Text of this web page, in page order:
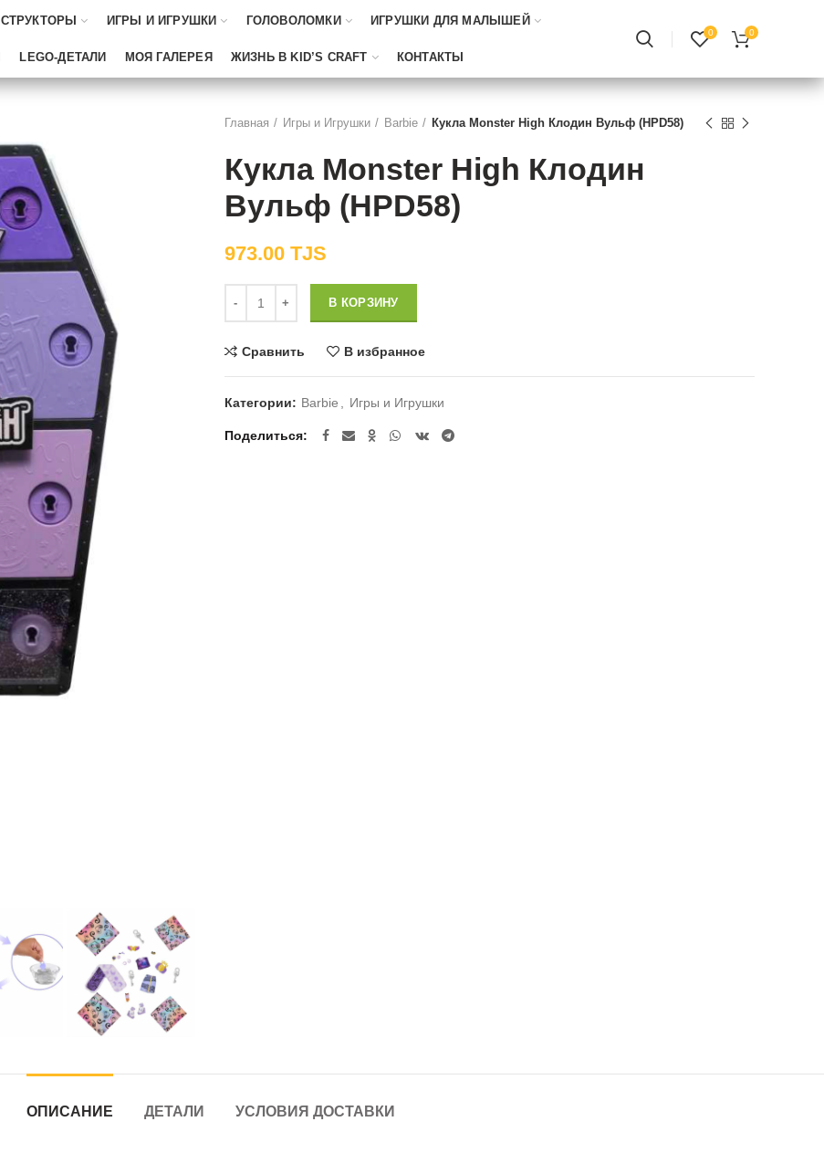
ИГРЫ И ИГРУШКИ ГОЛОВОЛОМКИ ИГРУШКИ ДЛЯ МАЛЫШЕЙ
LEGO-ДЕТАЛИ МОЯ ГАЛЕРЕЯ ЖИЗНЬ В KID’S CRAFT КОНТАКТЫ
0 0
Главная Игры и Игрушки Barbie Кукла Monster High Клодин Вульф (HPD58)
Кукла Monster High Клодин
Вульф (HPD58)
973.00 TJS
В КОРЗИНУ
Сравнить В избранное
Категории: Barbie Игры и Игрушки
Поделиться
ОПИСАНИЕ ДЕТАЛИ УСЛОВИЯ ДОСТАВКИ